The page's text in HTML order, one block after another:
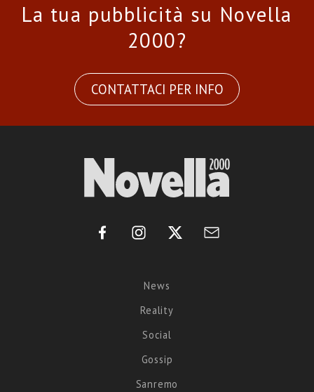
La tua pubblicità su Novella
2000?
CONTATTACI PER INFO
News
Reality
Social
Gossip
Sanremo